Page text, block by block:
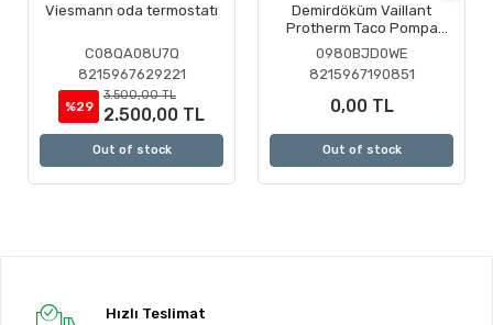
Viesmann oda termostatı
C08QA08U7Q
8215967629221
%29
3.500,00 TL
2.500,00 TL
Out of stock
Demirdöküm Vaillant
Protherm Taco Pompa
Motoru ( Revizyonlu )
0980BJD0WE
8215967190851
0,00 TL
Out of stock
Hızlı Teslimat